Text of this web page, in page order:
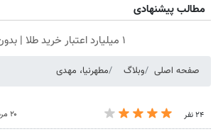
مطالب پیشنهادی
۱ میلیارد اعتبار خرید طلا | بدون ضامن و چک
صفحه اصلی وبلاگ مطهرنیا، مهدی
۲۴ نفر ۲۰ مرداد ۱۴۰۰ - ۰۸:۳۶